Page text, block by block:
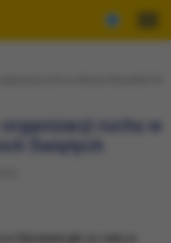
organizacji ruchu w
Świętych